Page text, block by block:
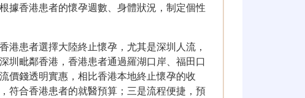
據香港患者的懷孕週數、身體狀況，制定個性
港患者選擇大陸終止懷孕，尤其是深圳人流，
圳毗鄰香港，香港患者通過羅湖口岸、福田口
價錢透明實惠，相比香港本地終止懷孕的收
符合香港患者的就醫預算；三是流程便捷，預